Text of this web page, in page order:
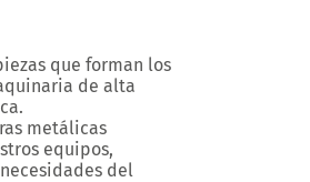
que forman los
de alta
metálicas
equipos,
del